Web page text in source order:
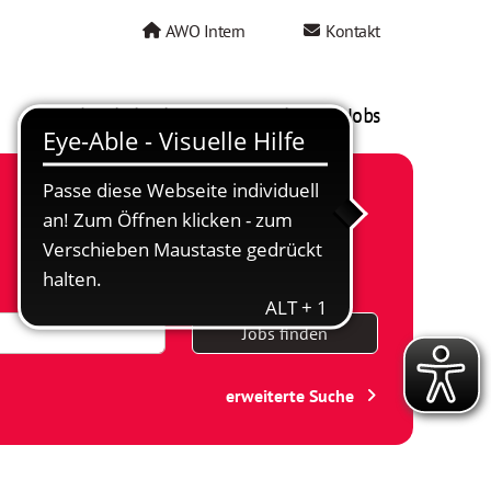
AWO Intern Kontakt
AWO als Arbeitgeber Mein AWO Jobs
Jobs finden
erweiterte Suche